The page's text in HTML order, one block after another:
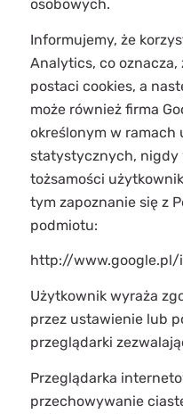
osobowych.
Informujemy, że
Analytics, co
postaci cookies, a
może również firma
określonym w ramach
statystycznych, nigdy
tożsamości
tym zapoznanie się z
podmiotu:
http://
Użytkownik wyraża
przez ustawienie lub
przeglądarki
Przeglądarka
przechowywanie